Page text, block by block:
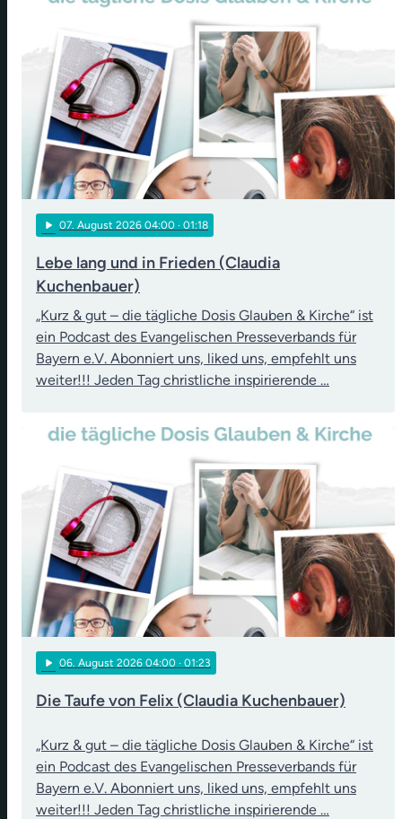
play_arrow 07. August 2026 04:00 · 01:18
Lebe lang und in Frieden (Claudia
Kuchenbauer)
„Kurz & gut – die tägliche Dosis Glauben & Kirche“ ist
ein Podcast des Evangelischen Presseverbands für
Bayern e.V. Abonniert uns, liked uns, empfehlt uns
weiter!!! Jeden Tag christliche inspirierende …
play_arrow 06. August 2026 04:00 · 01:23
Die Taufe von Felix (Claudia Kuchenbauer)
„Kurz & gut – die tägliche Dosis Glauben & Kirche“ ist
ein Podcast des Evangelischen Presseverbands für
Bayern e.V. Abonniert uns, liked uns, empfehlt uns
weiter!!! Jeden Tag christliche inspirierende …